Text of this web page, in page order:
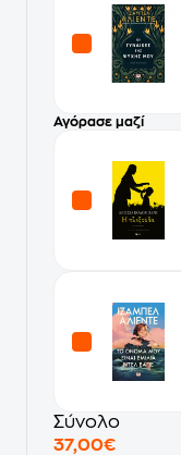
Αγόρασε μαζί
Σύνολο
37,00€